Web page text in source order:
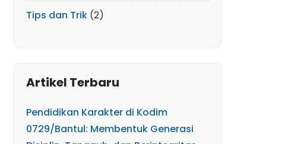
Tips dan Trik (2)
Artikel Terbaru
Pendidikan Karakter di Kodim
0729/Bantul: Membentuk Generasi